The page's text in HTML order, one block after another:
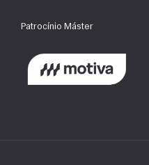
Patrocínio Máster